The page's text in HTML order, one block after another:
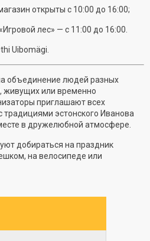
открыты с 10:00 до 16:00;
лес» — с 11:00 до 16:00.
Uibomägi.
объединение людей разных
живущих или временно
приглашают всех
эстонского Иванова
в дружелюбной атмосфере.
добираться на праздник
на велосипеде или